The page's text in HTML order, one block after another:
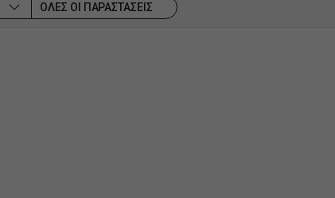
ΟΛΕΣ ΟΙ ΠΑΡΑΣΤΑΣΕΙΣ